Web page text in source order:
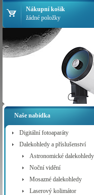
Naše nabídka
Digitální fotoaparáty
Dalekohledy a příslušenství
Astronomické dalekohledy
Noční vidění
Mosazné dalekohledy
Laserový kolimátor
Nákupní košík
žádné položky